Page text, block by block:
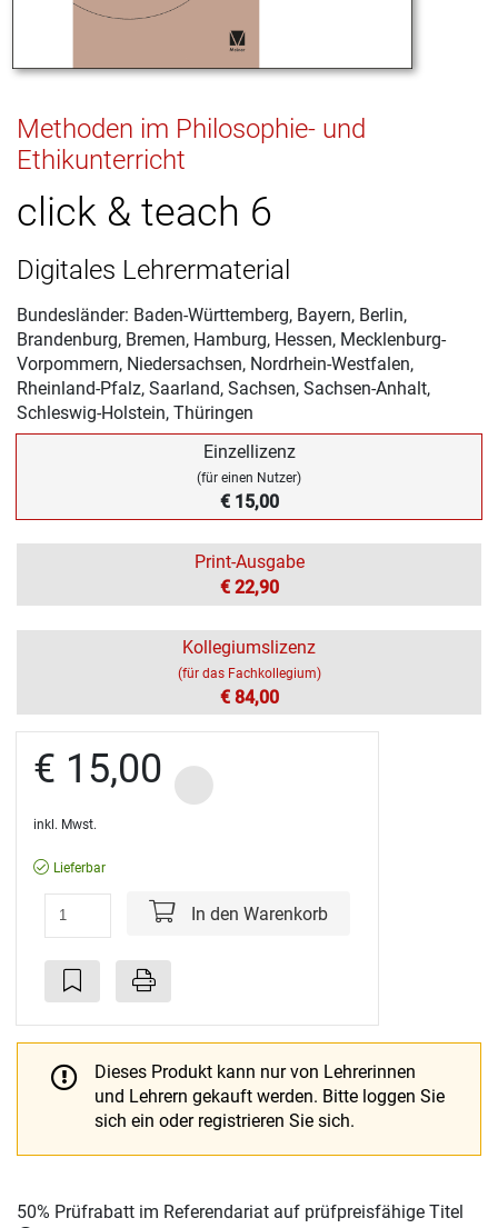
Methoden im Philosophie- und
Ethikunterricht
click & teach 6
Digitales Lehrermaterial
Bundesländer: Baden-Württemberg, Bayern, Berlin,
Brandenburg, Bremen, Hamburg, Hessen, Mecklenburg-
Vorpommern, Niedersachsen, Nordrhein-Westfalen,
Rheinland-Pfalz, Saarland, Sachsen, Sachsen-Anhalt,
Schleswig-Holstein, Thüringen
Einzellizenz
(für einen Nutzer)
€ 15,00
Print-Ausgabe
€ 22,90
Kollegiumslizenz
(für das Fachkollegium)
€ 84,00
€ 15,00
inkl. Mwst.
Lieferbar
In den Warenkorb
Dieses Produkt kann nur von Lehrerinnen
und Lehrern gekauft werden. Bitte loggen Sie
sich ein oder registrieren Sie sich.
50% Prüfrabatt im Referendariat auf prüfpreisfähige Titel